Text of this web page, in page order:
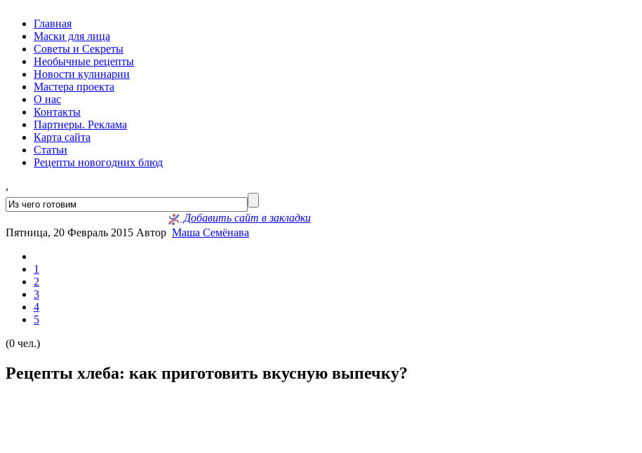
Главная
Маски для лица
Советы и Секреты
Необычные рецепты
Новости кулинарии
Мастера проекта
О нас
Контакты
Партнеры. Реклама
Карта сайта
Статьи
Рецепты новогодних блюд
,
Добавить сайт в закладки
Пятница, 20 Февраль 2015 Автор Маша Семёнава
1
2
3
4
5
(0 чел.)
Рецепты хлеба: как приготовить вкусную выпечку?